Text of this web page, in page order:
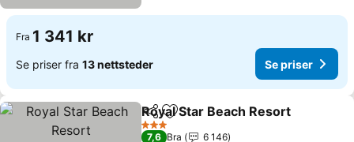
Fra 1 341 kr
Se priser fra 13 nettsteder Se priser
Del Legg til i favoritter
Royal Star Beach Resort
3 Stjerner
7,6 Bra
6 146